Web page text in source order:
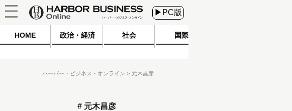
▶PC版
HOME 政治・経済 社会 国際
ハーバー・ビジネス・オンライン 元木昌彦
元木昌彦